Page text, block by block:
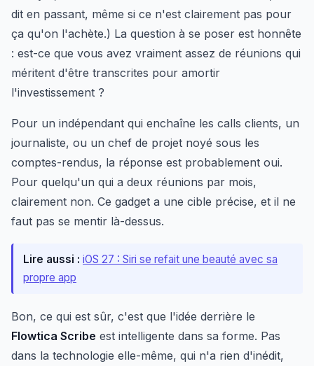
dit en passant, même si ce n'est clairement pas pour
ça qu'on l'achète.) La question à se poser est honnête
: est-ce que vous avez vraiment assez de réunions qui
méritent d'être transcrites pour amortir
l'investissement ?
Pour un indépendant qui enchaîne les calls clients, un
journaliste, ou un chef de projet noyé sous les
comptes-rendus, la réponse est probablement oui.
Pour quelqu'un qui a deux réunions par mois,
clairement non. Ce gadget a une cible précise, et il ne
faut pas se mentir là-dessus.
Lire aussi : iOS 27 : Siri se refait une beauté avec sa
propre app
Bon, ce qui est sûr, c'est que l'idée derrière le
Flowtica Scribe est intelligente dans sa forme. Pas
dans la technologie elle-même, qui n'a rien d'inédit,